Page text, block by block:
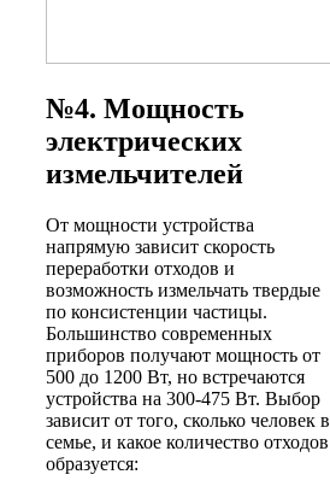
№4. Мощность
электрических
измельчителей
От мощности устройства
напрямую зависит скорость
переработки отходов и
возможность измельчать твердые
по консистенции частицы.
Большинство современных
приборов получают мощность от
500 до 1200 Вт, но встречаются
устройства на 300-475 Вт. Выбор
зависит от того, сколько человек в
семье, и какое количество отходов
образуется: